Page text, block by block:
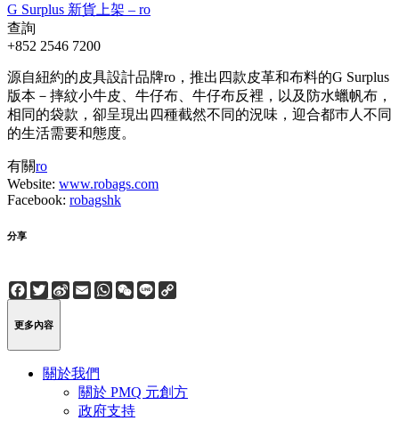
G Surplus 新貨上架 – ro
查詢
+852 2546 7200
源自紐約的皮具設計品牌ro，推出四款皮革和布料的G Surplus
版本－摔紋小牛皮、牛仔布、牛仔布反裡，以及防水蠟帆布，
相同的袋款，卻呈現出四種截然不同的況味，迎合都巿人不同
的生活需要和態度。
有關ro
Website: www.robags.com
Facebook: robagshk
分享
Facebook
Twitter
Sina
Weibo
EmailWhatsApp
WeChat
Line
更多內容
關於我們
關於 PMQ 元創方
政府支持